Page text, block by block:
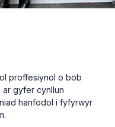
proffesiynol o bob
gyfer cynllun
hanfodol i fyfyrwyr